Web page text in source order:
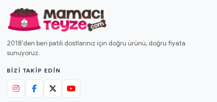
2018'den beri patili dostlarınız için doğru ürünü, doğru fiyata
sunuyoruz.
BIZI TAKIP EDIN